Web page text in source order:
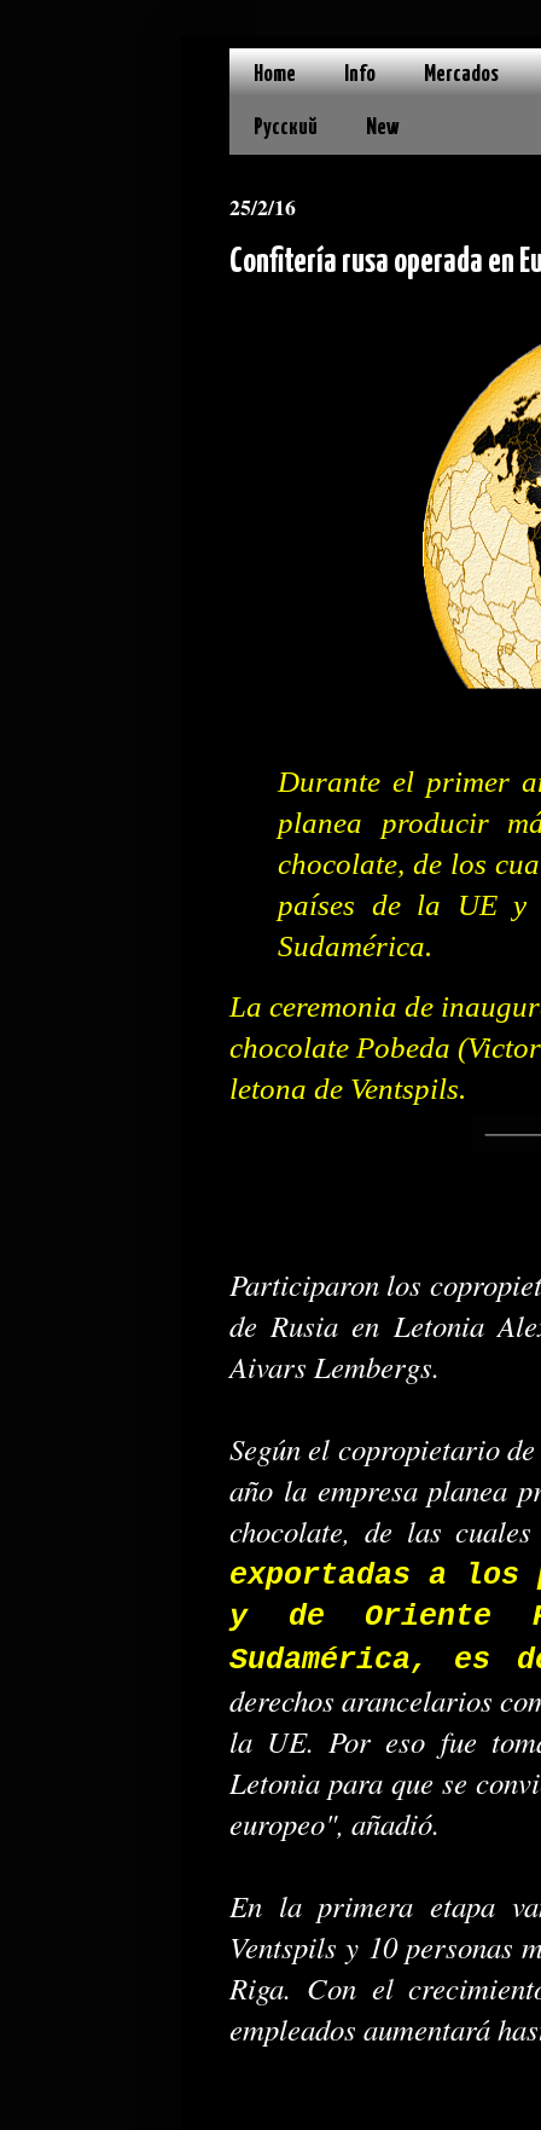
Home Info Mercados
Русский New
25/2/16
Confitería rusa operada en
Durante el primer
planea producir
chocolate, de los
países de la UE y
Sudamérica.
La ceremonia de
chocolate Pobeda
letona de Ventspils.
Participaron los
de Rusia en Letonia
Aivars Lembergs.
Según el copropietario
año la empresa planea
chocolate, de las cuales
exportadas a los
y de Oriente
Sudamérica, es
derechos arancelarios
la UE. Por eso fue
Letonia para que se
europeo", añadió.
En la primera etapa
Ventspils y 10 personas
Riga. Con el
empleados aumentará